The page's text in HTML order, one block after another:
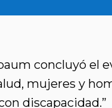
concluyó el
mujeres y
discapacidad.”